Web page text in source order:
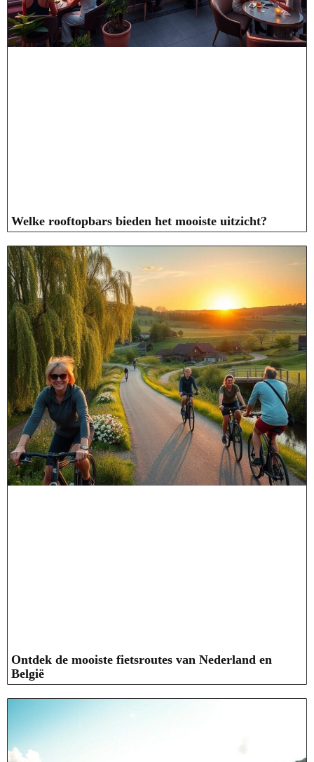
Welke rooftopbars bieden het mooiste uitzicht?
Ontdek de mooiste fietsroutes van Nederland en
België